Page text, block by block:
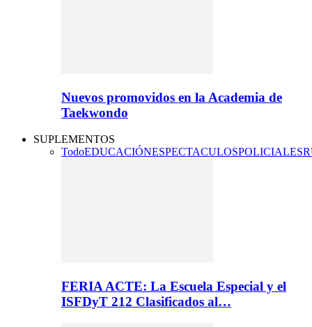
Nuevos promovidos en la Academia de
Taekwondo
SUPLEMENTOS
TodoEDUCACIÓNESPECTACULOSPOLICIALES
FERIA ACTE: La Escuela Especial y el
ISFDyT 212 Clasificados al…